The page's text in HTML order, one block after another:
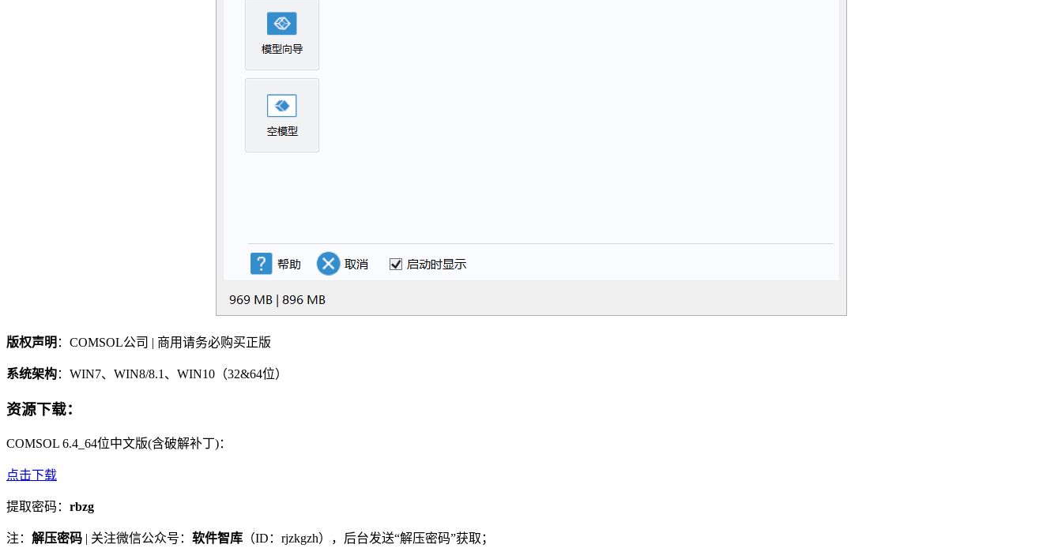
版权声明 ：COMSOL公司 | 商用请务必购买正版
系统架构：WIN7、WIN8/8.1、WIN10（32&64位）
资源下载：
COMSOL 6.4_64位中文版(含破解补丁)：
点击下载
提取密码： rbzg
注： 解压密码 | 关注微信公众号： 软件智库 （ID：rjzkgzh），后台发送“解压密码”获取；